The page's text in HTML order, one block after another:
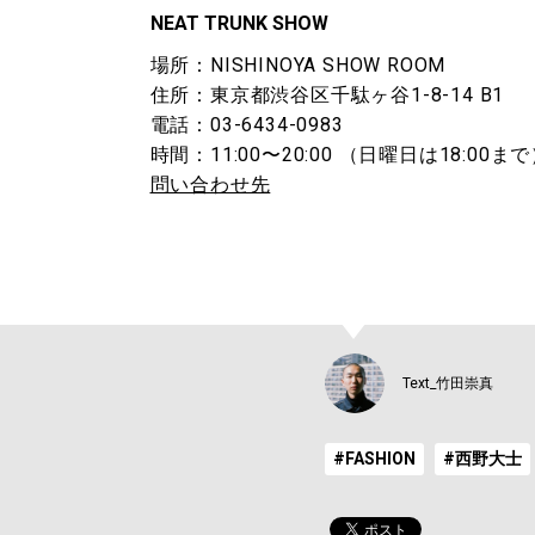
NEAT TRUNK SHOW
場所：NISHINOYA SHOW ROOM
住所：東京都渋谷区千駄ヶ谷1-8-14 B1
電話：03-6434-0983
時間：11:00〜20:00 （日曜日は18:00まで
問い合わせ先
Text_竹田崇真
#FASHION #西野大士